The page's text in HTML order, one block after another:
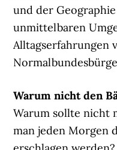
und der
unmittelbaren
Alltagserfahrungen
Warum nicht den
Warum sollte nicht
man jeden Morgen